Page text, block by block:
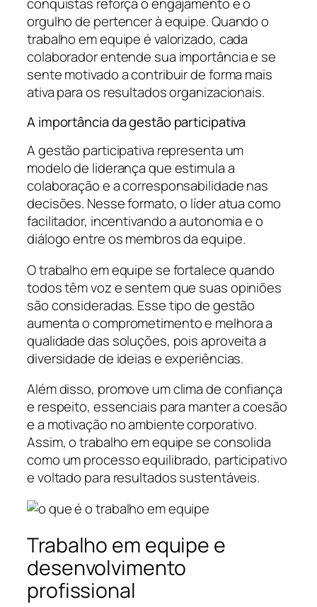
orgulho de pertencer à equipe. Quando o
trabalho em equipe é valorizado, cada
colaborador entende sua importância e se
sente motivado a contribuir de forma mais
ativa para os resultados organizacionais.
A importância da gestão participativa
A gestão participativa representa um
modelo de liderança que estimula a
colaboração e a corresponsabilidade nas
decisões. Nesse formato, o líder atua como
facilitador, incentivando a autonomia e o
diálogo entre os membros da equipe.
O trabalho em equipe se fortalece quando
todos têm voz e sentem que suas opiniões
são consideradas. Esse tipo de gestão
aumenta o comprometimento e melhora a
qualidade das soluções, pois aproveita a
diversidade de ideias e experiências.
Além disso, promove um clima de confiança
e respeito, essenciais para manter a coesão
e a motivação no ambiente corporativo.
Assim, o trabalho em equipe se consolida
como um processo equilibrado, participativo
e voltado para resultados sustentáveis.
Trabalho em equipe e
desenvolvimento
profissional